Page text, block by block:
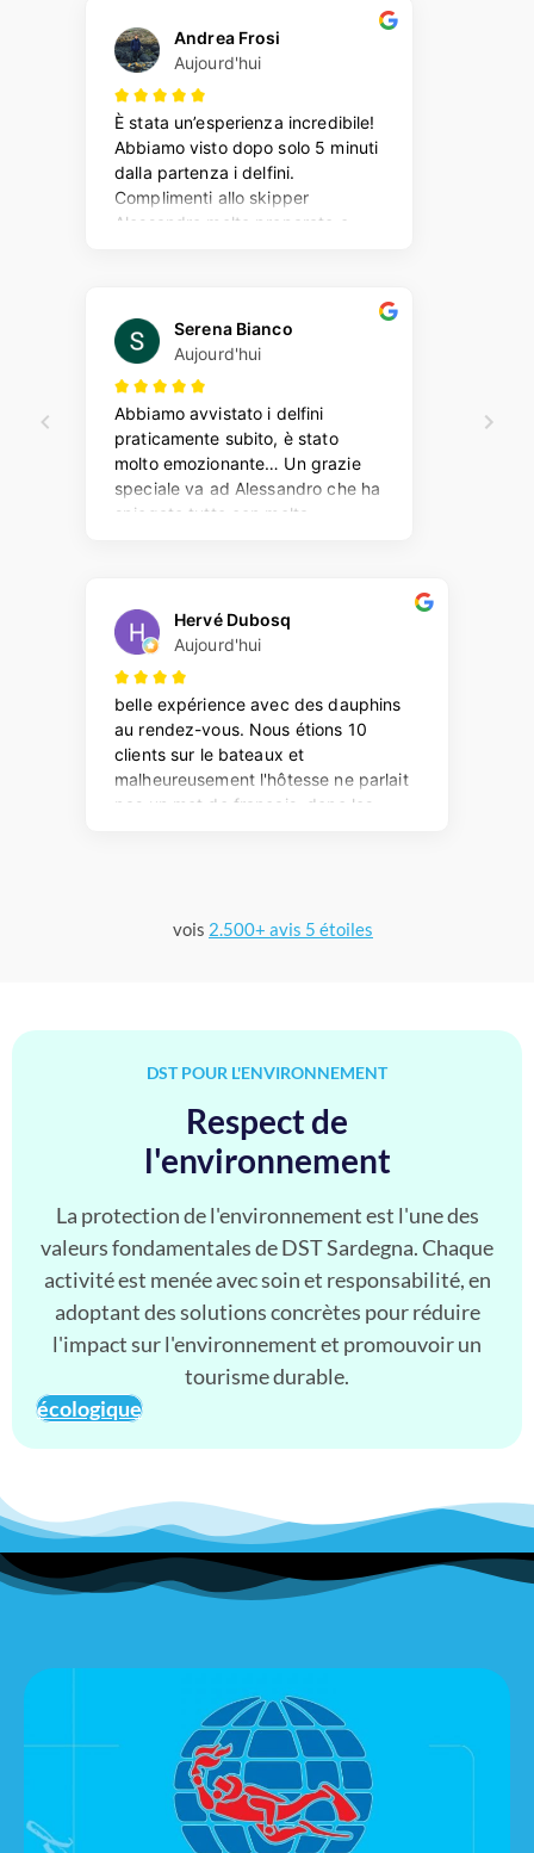
vois 2.500+ avis 5 étoiles
DST POUR L'ENVIRONNEMENT
Respect de
l'environnement
La protection de l'environnement est l'une des
valeurs fondamentales de DST Sardegna. Chaque
activité est menée avec soin et responsabilité, en
adoptant des solutions concrètes pour réduire
l'impact sur l'environnement et promouvoir un
tourisme durable.
écologique